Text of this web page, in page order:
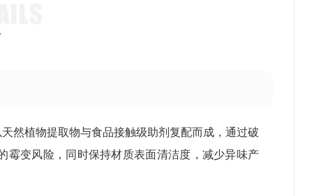
然植物提取物与食品接触级助剂复配而成，通过破
霉变风险，同时保持材质表面清洁度，减少异味产